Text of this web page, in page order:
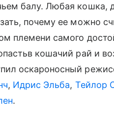
балу. Любая кошка,
почему ее можно
племени самого
кошачий рай и
оскароносный
, Идрис Эльба, Тейлор
.